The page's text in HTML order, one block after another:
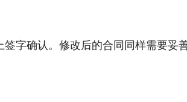
字确认。修改后的合同同样需要妥